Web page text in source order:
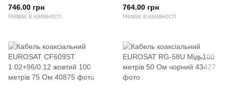
1.02+48/0.12 100 метрів 75 Ом
746.00 грн
Немає в наявності
метрів 75 Ом
764.00 грн
Немає в наявності